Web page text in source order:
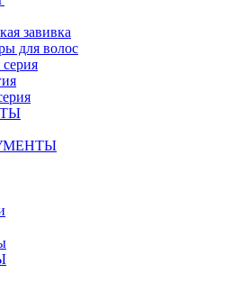
завивка
для волос